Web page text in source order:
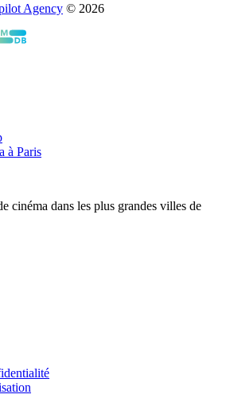
Agency © 2026
à Paris
cinéma dans les plus grandes villes de